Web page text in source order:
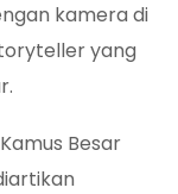
kamera di
yang
Besar